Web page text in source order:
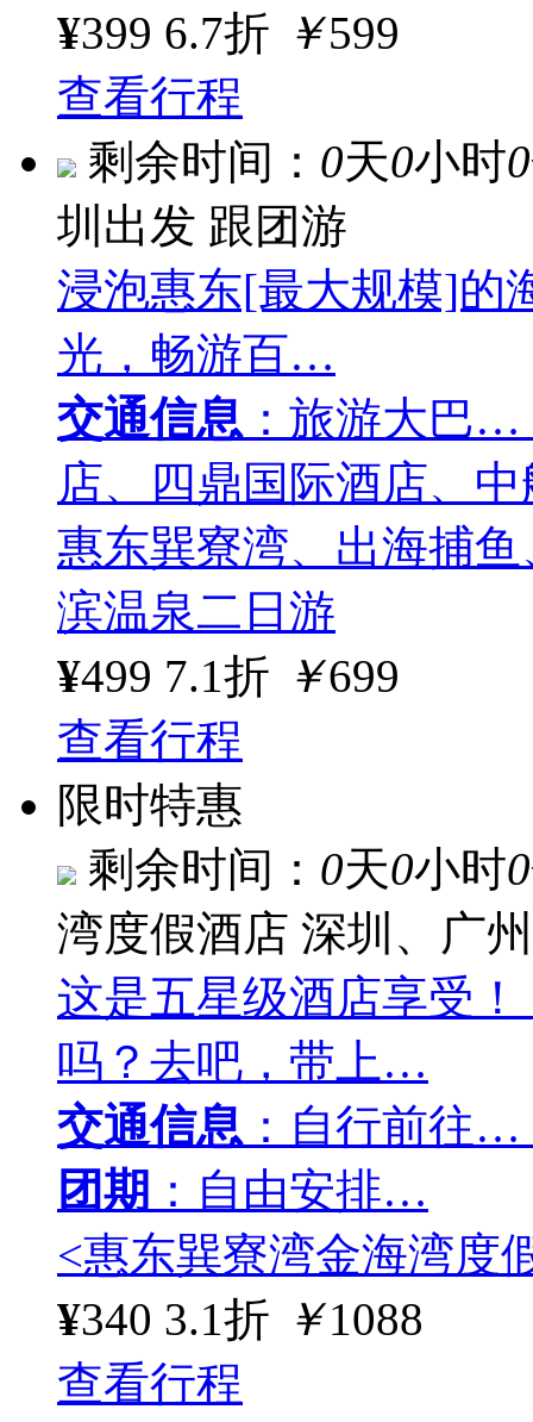
¥399 6.7折 ￥599
查看行程
剩余时间： 0天0小时0
圳出发 跟团游
浸泡惠东[最大规模]的
光，畅游百…
交通信息 ：旅游大巴…
店、四鼎国际酒店、
惠东巽寮湾、出海捕
滨温泉二日游
¥499 7.1折 ￥699
查看行程
限时特惠
剩余时间： 0天0小时0
湾度假酒店 深圳、广
这是五星级酒店享受
吗？去吧，带上…
交通信息 ：自行前往…
团期 ：自由安排…
<惠东巽寮湾金海湾度
¥340 3.1折 ￥1088
查看行程